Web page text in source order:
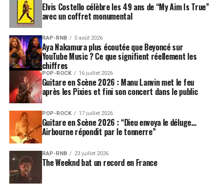
Elvis Costello célèbre les 49 ans de “My Aim Is True”
avec un coffret monumental
RAP-RNB 5 août 2026
Aya Nakamura plus écoutée que Beyoncé sur
YouTube Music ? Ce que signifient réellement les
chiffres
POP-ROCK 16 juillet 2026
Guitare en Scène 2026 : Manu Lanvin met le feu
après les Pixies et fini son concert dans le public
POP-ROCK 17 juillet 2026
Guitare en Scène 2026 : “Dieu envoya le déluge…
Airbourne répondit par le tonnerre”
RAP-RNB 23 juillet 2026
The Weeknd bat un record en France